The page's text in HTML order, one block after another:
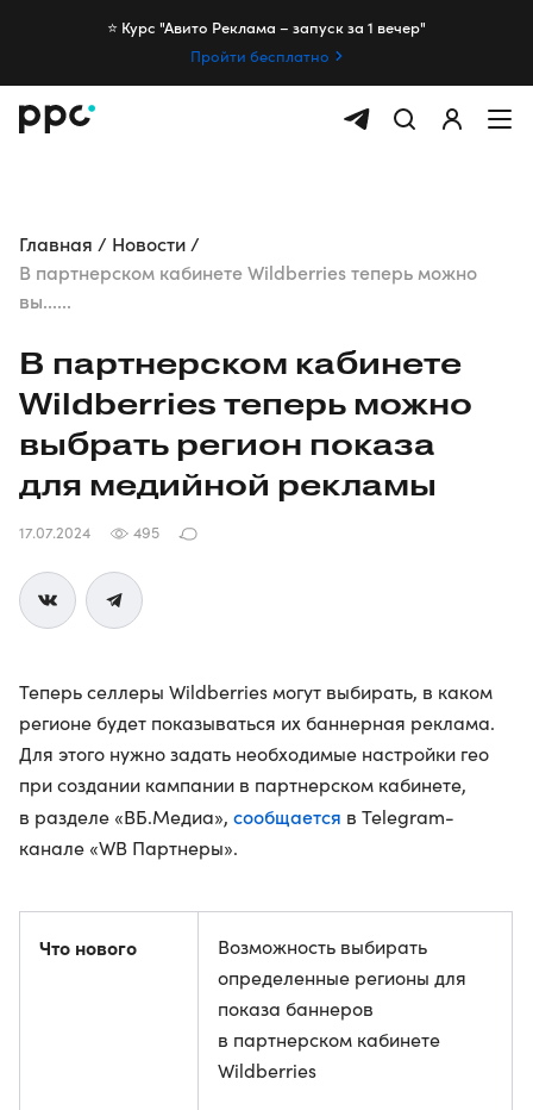
⭐️ Курс "Авито Реклама – запуск за 1 вечер"
Пройти бесплатно
Главная
Новости
В партнерском кабинете Wildberries теперь можно
вы......
В партнерском кабинете
Wildberries теперь можно
выбрать регион показа
для медийной рекламы
17.07.2024 495
Теперь селлеры Wildberries могут выбирать, в каком
регионе будет показываться их баннерная реклама.
Для этого нужно задать необходимые настройки гео
при создании кампании в партнерском кабинете,
в разделе «ВБ.Медиа», сообщается в Telegram-
канале «WB Партнеры».
Что нового
Возможность выбирать
определенные регионы для
показа баннеров
в партнерском кабинете
Wildberries